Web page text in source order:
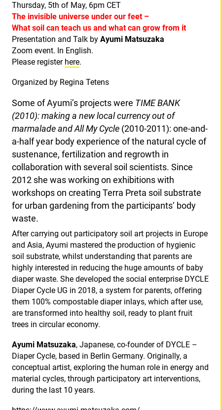
Thursday, 5th of May, 6pm CET
The invisible universe under our feet –
What soil can teach us and what can grow from it
Presentation and Talk by Ayumi Matsuzaka
Zoom event. In English.
Please register here.
Organized by Regina Tetens
Some of Ayumi’s projects were TIME BANK
(2010): making a new local currency out of
marmalade and All My Cycle (2010-2011): one-and-
a-half year body experience of the natural cycle of
sustenance, fertilization and regrowth in
collaboration with several soil scientists. Since
2012 she was working on exhibitions with
workshops on creating Terra Preta soil substrate
for urban gardening from the participants‘ body
waste.
After carrying out participatory soil art projects in Europe
and Asia, Ayumi mastered the production of hygienic
soil substrate, whilst understanding that parents are
highly interested in reducing the huge amounts of baby
diaper waste. She developed the social enterprise DYCLE
Diaper Cycle UG in 2018, a system for parents, offering
them 100% compostable diaper inlays, which after use,
are transformed into healthy soil, ready to plant fruit
trees in circular economy.
Ayumi Matsuzaka, Japanese, co-founder of DYCLE –
Diaper Cycle, based in Berlin Germany. Originally, a
conceptual artist, exploring the human role in energy and
material cycles, through participatory art interventions,
during the last 10 years.